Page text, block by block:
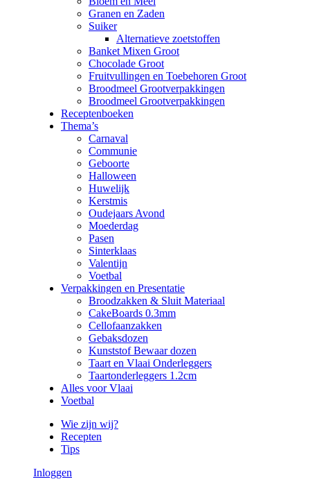
Granen en Zaden
Suiker
Alternatieve zoetstoffen
Banket Mixen Groot
Chocolade Groot
Fruitvullingen en Toebehoren Groot
Broodmeel Grootverpakkingen
Broodmeel Grootverpakkingen
Receptenboeken
Thema’s
Carnaval
Communie
Geboorte
Halloween
Huwelijk
Kerstmis
Oudejaars Avond
Moederdag
Pasen
Sinterklaas
Valentijn
Voetbal
Verpakkingen en Presentatie
Broodzakken & Sluit Materiaal
CakeBoards 0.3mm
Cellofaanzakken
Gebaksdozen
Kunststof Bewaar dozen
Taart en Vlaai Onderleggers
Taartonderleggers 1.2cm
Alles voor Vlaai
Voetbal
Wie zijn wij?
Recepten
Tips
Inloggen